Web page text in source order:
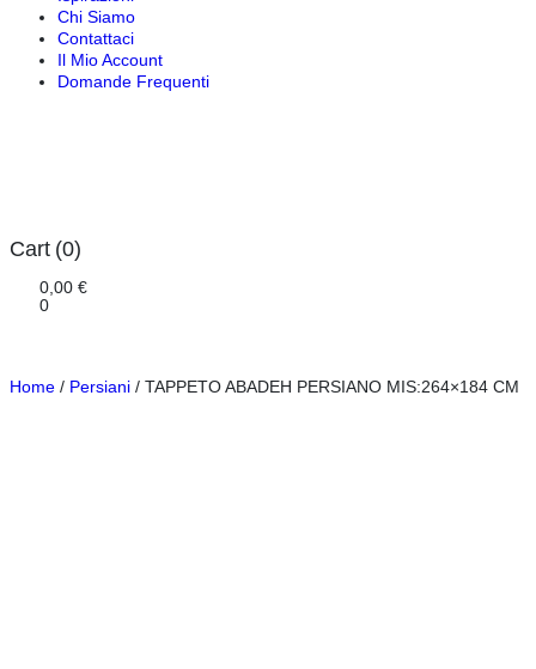
Chi Siamo
Contattaci
Il Mio Account
Domande Frequenti
Cart (0)
0,00 €
0
Home / Persiani / TAPPETO ABADEH PERSIANO MIS:264×184 CM